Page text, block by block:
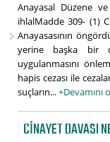
Anayasal Düzene
ihlalMadde 309- (1)
Anayasasının
yerine başka bir
uygulanmasını
hapis cezası ile
suçların...+Devamını
CINAYET DAVASI